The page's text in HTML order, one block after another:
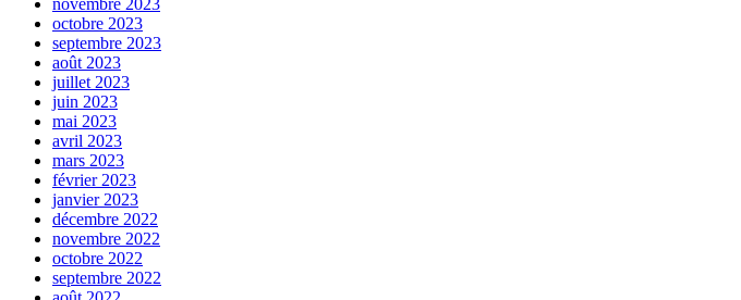
octobre 2023
septembre 2023
août 2023
juillet 2023
juin 2023
mai 2023
avril 2023
mars 2023
février 2023
janvier 2023
décembre 2022
novembre 2022
octobre 2022
septembre 2022